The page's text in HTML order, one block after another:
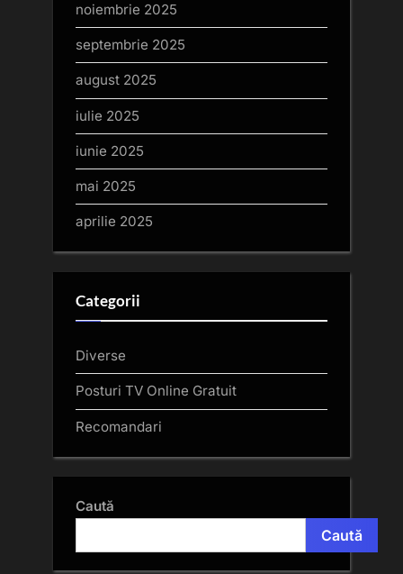
noiembrie 2025
septembrie 2025
august 2025
iulie 2025
iunie 2025
mai 2025
aprilie 2025
Categorii
Diverse
Posturi TV Online Gratuit
Recomandari
Caută
Caută